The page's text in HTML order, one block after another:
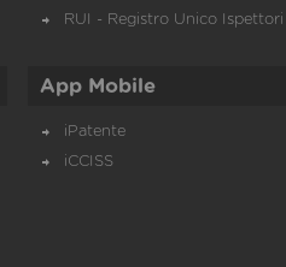
RUI - Registro Unico Ispettori
App Mobile
iPatente
iCCISS